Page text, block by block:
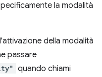
la modalità
della modalità
passare
quando chiami